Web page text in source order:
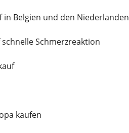
in Belgien und den
Schmerzreaktion
kaufen